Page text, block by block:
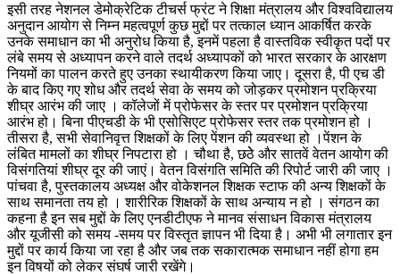
इसी तरह नेशनल डेमोक्रेटिक टीचर्स फ्रंट ने शिक्षा मंत्रालय और विश्वविद्यालय
अनुदान आयोग से निम्न महत्वपूर्ण कुछ मुद्दों पर तत्काल ध्यान आकर्षित करके
उनके समाधान का भी अनुरोध किया है, इनमें पहला है वास्तविक स्वीकृत पदों पर
लंबे समय से अध्यापन करने वाले तदर्थ अध्यापकों को भारत सरकार के आरक्षण
नियमों का पालन करते हुए उनका स्थायीकरण किया जाए। दूसरा है, पी एच डी
के बाद किए गए शोध और तदर्थ सेवा के समय को जोड़कर प्रमोशन प्रक्रिया
शीघ्र आरंभ की जाए । कॉलेजों में प्रोफेसर के स्तर पर प्रमोशन प्रक्रिया
आरंभ हो। बिना पीएचडी के भी एसोसिएट प्रोफेसर स्तर तक प्रमोशन हो ।
तीसरा है, सभी सेवानिवृत्त शिक्षकों के लिए पेंशन की व्यवस्था हो ।पेंशन के
लंबित मामलों का शीघ्र निपटारा हो । चौथा है, छठेे और सातवें वेतन आयोग की
विसंगतियां शीघ्र दूर की जाएं। वेतन विसंगति समिति की रिपोर्ट जारी की जाए ।
पांचवा है, पुस्तकालय अध्यक्ष और वोकेशनल शिक्षक स्टाफ की अन्य शिक्षकों के
साथ समानता तय हो । शारीरिक शिक्षकों के साथ अन्याय न हो । संगठन का
कहना है इन सब मुद्दों के लिए एनडीटीएफ ने मानव संसाधन विकास मंत्रालय
और यूजीसी को समय -समय पर विस्तृत ज्ञापन भी दिया है। अभी भी लगातार इन
मुद्दों पर कार्य किया जा रहा है और जब तक सकारात्मक समाधान नहीं होगा हम
इन विषयों को लेकर संघर्ष जारी रखेंगे।